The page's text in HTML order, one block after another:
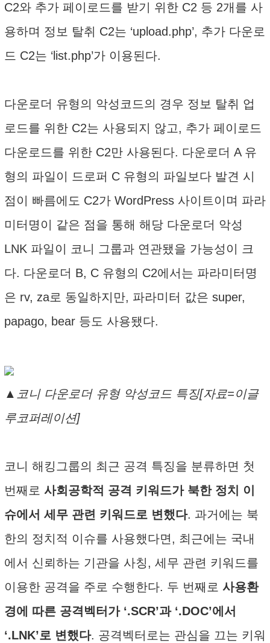
C2와 추가 페이로드를 받기 위한 C2 등 2개를 사
용하며 정보 탈취 C2는 ‘upload.php’, 추가 다운로
드 C2는 ‘list.php’가 이용된다.
다운로더 유형의 악성코드의 경우 정보 탈취 업
로드를 위한 C2는 사용되지 않고, 추가 페이로드
다운로드를 위한 C2만 사용된다. 다운로더 A 유
형의 파일이 드로퍼 C 유형의 파일보다 발견 시
점이 빠름에도 C2가 WordPress 사이트이며 파라
미터명이 같은 점을 통해 해당 다운로더 악성
LNK 파일이 코니 그룹과 연관됐을 가능성이 크
다. 다운로더 B, C 유형의 C2에서는 파라미터명
은 rv, za로 동일하지만, 파라미터 값은 super,
papago, bear 등도 사용됐다.
▲코니 다운로더 유형 악성코드 특징[자료=이글
루코퍼레이션]
코니 해킹그룹의 최근 공격 특징을 분류하면 첫
번째로 사회공학적 공격 키워드가 북한 정치 이
슈에서 세무 관련 키워드로 변했다. 과거에는 북
한의 정치적 이슈를 사용했다면, 최근에는 국내
에서 신뢰하는 기관을 사칭, 세무 관련 키워드를
이용한 공격을 주로 수행한다. 두 번째로 사용환
경에 따른 공격벡터가 ‘.SCR’과 ‘.DOC’에서
‘.LNK’로 변했다. 공격벡터로는 관심을 끄는 키워